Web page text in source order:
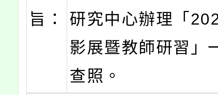
旨：
研究中心辦理「
影展暨教師研習」
查照。